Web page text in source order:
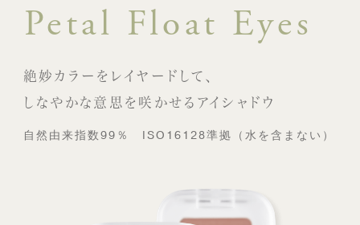
Petal Float Eyes
絶妙カラーをレイヤードして、
しなやかな意思を咲かせるアイシャドウ
自然由来指数99％ ISO16128準拠（水を含まない）